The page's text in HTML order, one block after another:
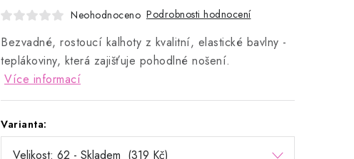
Neohodnoceno Podrobnosti hodnocení
Bezvadné, rostoucí kalhoty z kvalitní, elastické bavlny -
teplákoviny, která zajišťuje pohodlné nošení.
Více informací
Varianta: